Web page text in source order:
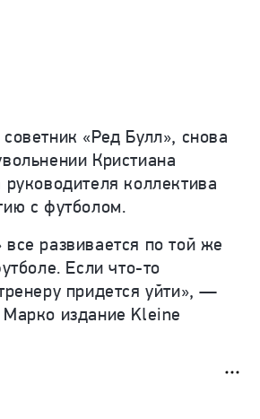
«Ред Булл», снова
Кристиана
коллектива
с футболом.
развивается по той же
Если что-то
придется уйти», —
Марко издание Kleine